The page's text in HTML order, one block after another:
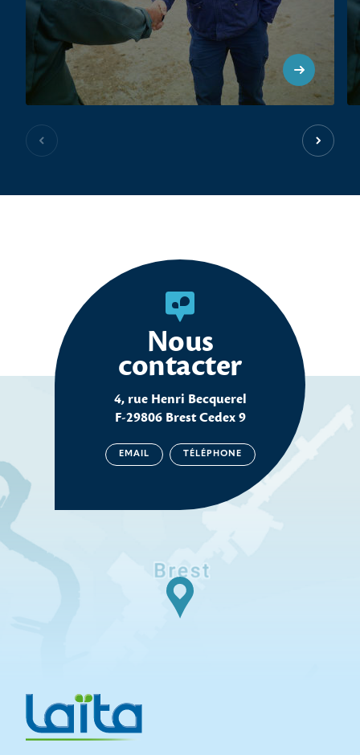
Slide précédente Slide
Nous
contacter
4, rue Henri Becquerel
F-29806 Brest Cedex 9
EMAIL TÉLÉPHONE